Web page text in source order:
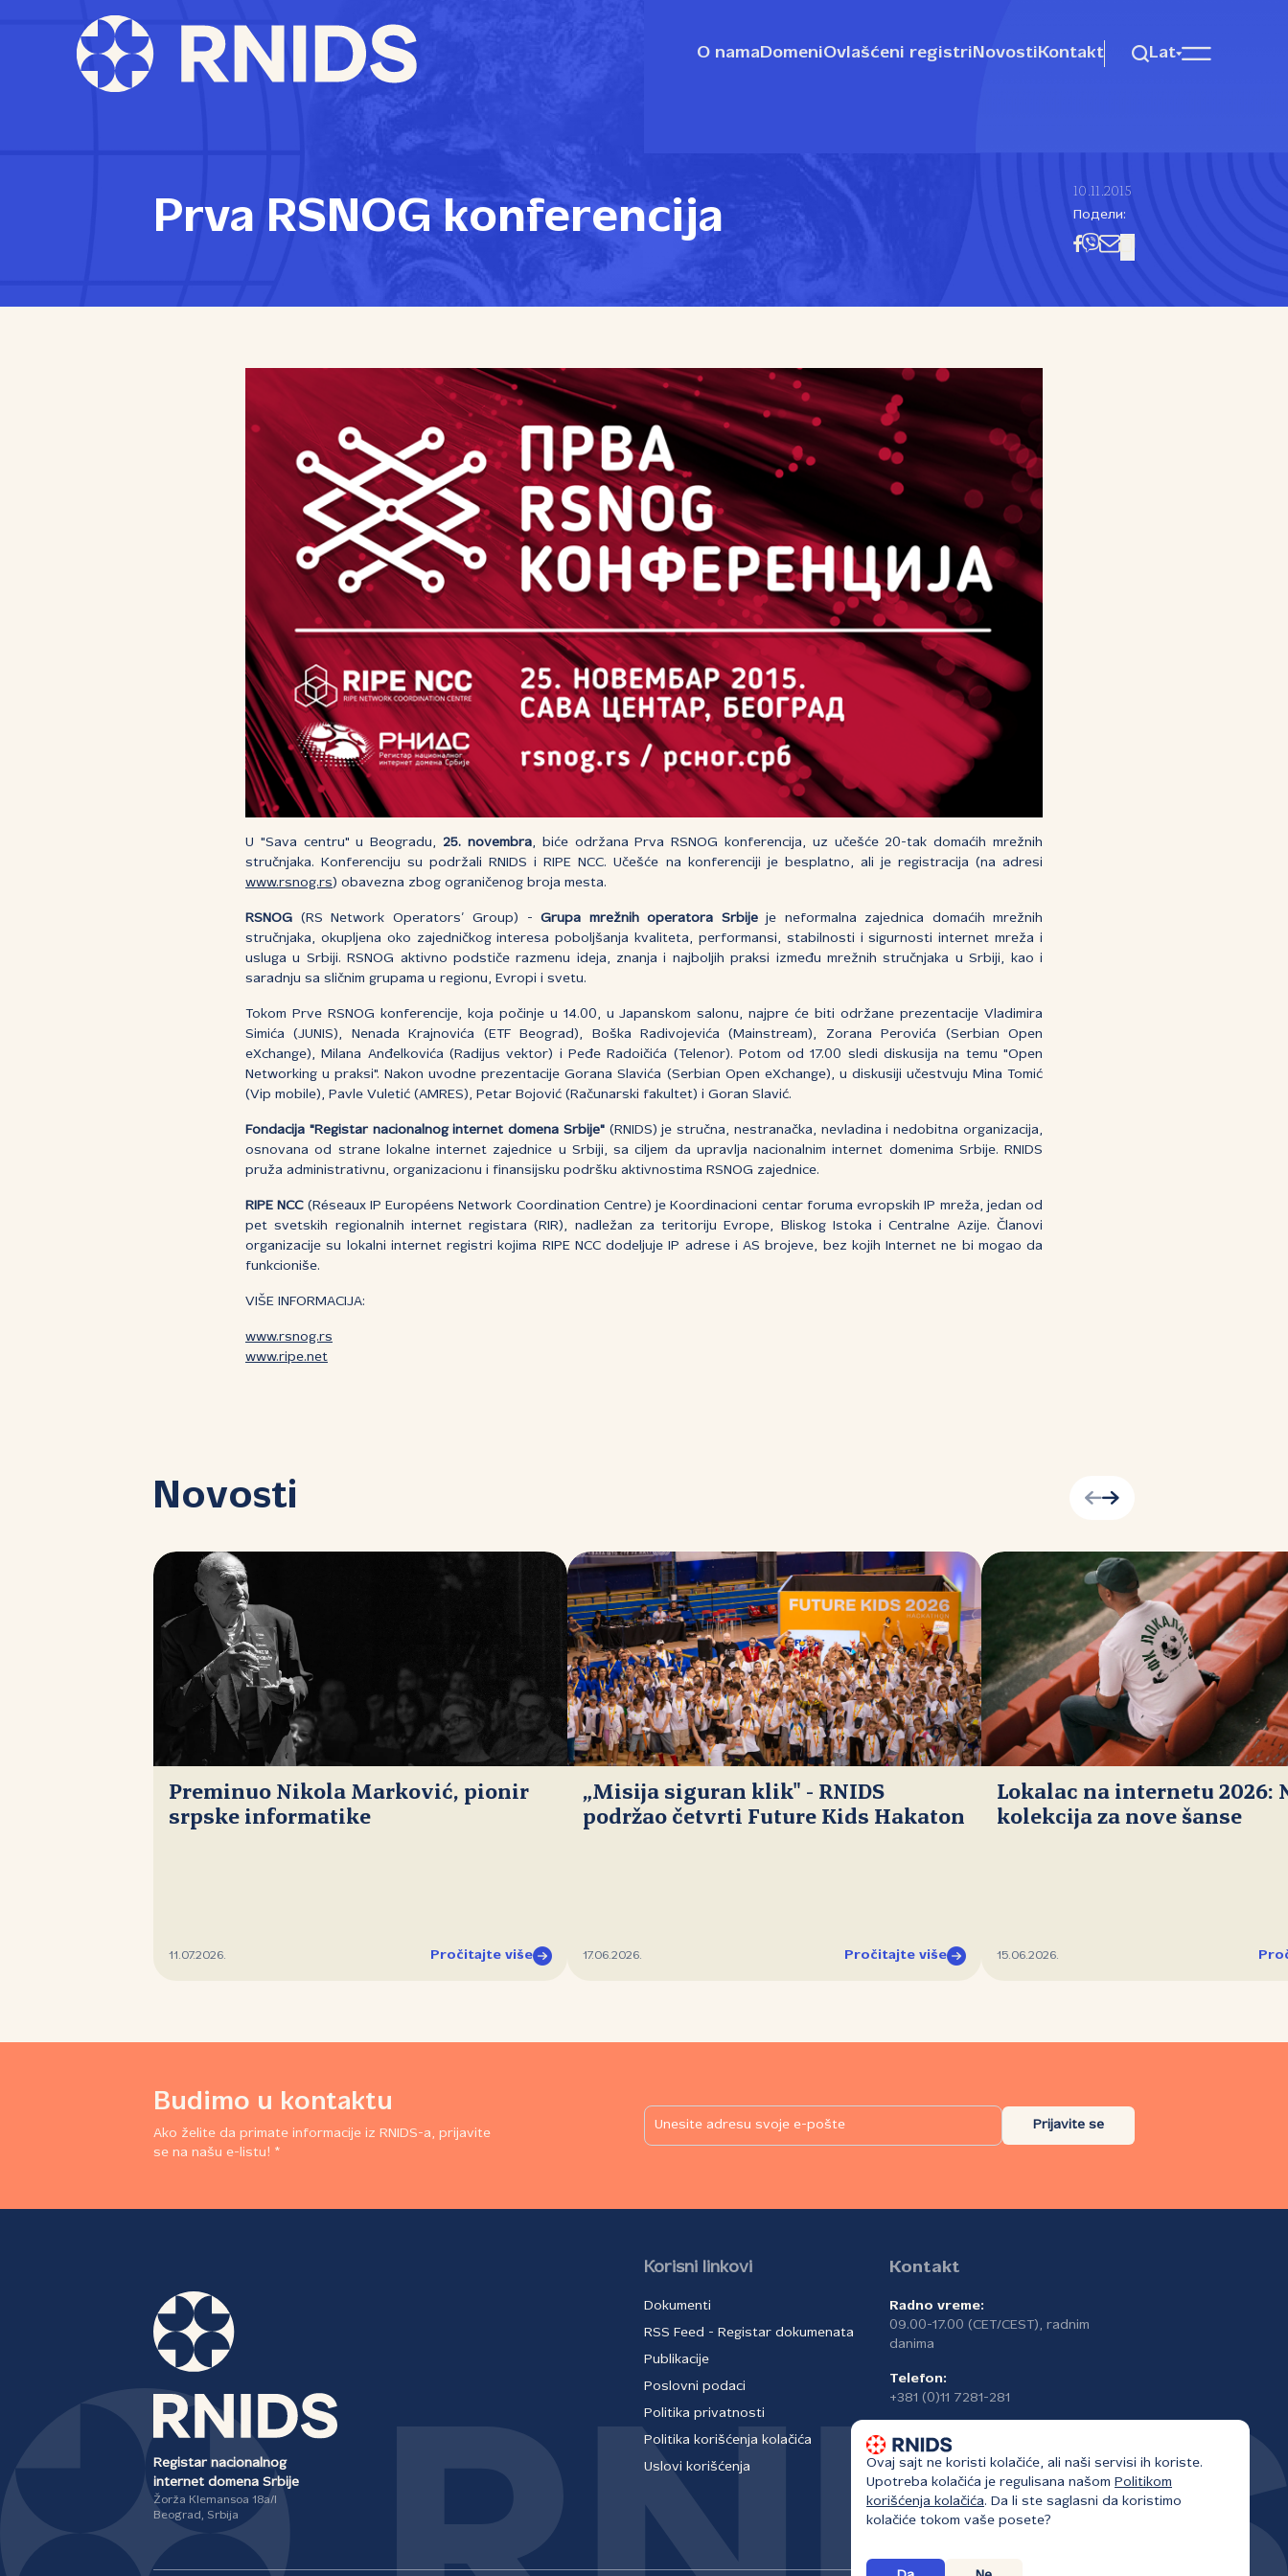
O nama DomeniOvlašćeni registri Novosti Kontakt Lat
Prva RSNOG konferencija
10.11.2015
Подели:
U "Sava centru" u Beogradu, 25. novembra, biće održana Prva RSNOG konferencija, uz učešće 20-tak domaćih mrežnih
stručnjaka. Konferenciju su podržali RNIDS i RIPE NCC. Učešće na konferenciji je besplatno, ali je registracija (na adresi
www.rsnog.rs) obavezna zbog ograničenog broja mesta.
RSNOG (RS Network Operators’ Group) - Grupa mrežnih operatora Srbijeje neformalna zajednica domaćih mrežnih
stručnjaka, okupljena oko zajedničkog interesa poboljšanja kvaliteta, performansi, stabilnosti i sigurnosti internet mreža i
usluga u Srbiji. RSNOG aktivno podstiče razmenu ideja, znanja i najboljih praksi između mrežnih stručnjaka u Srbiji, kao i
saradnju sa sličnim grupama u regionu, Evropi i svetu.
Tokom Prve RSNOG konferencije, koja počinje u 14.00, u Japanskom salonu, najpre će biti održane prezentacije Vladimira
Simića (JUNIS), Nenada Krajnovića (ETF Beograd), Boška Radivojevića (Mainstream), Zorana Perovića (Serbian Open
eXchange), Milana Anđelkovića (Radijus vektor) i Peđe Radoičića (Telenor). Potom od 17.00 sledi diskusija na temu "Open
Networking u praksi". Nakon uvodne prezentacije Gorana Slavića (Serbian Open eXchange), u diskusiji učestvuju Mina Tomić
(Vip mobile), Pavle Vuletić (AMRES), Petar Bojović (Računarski fakultet) i Goran Slavić.
Fondacija "Registar nacionalnog internet domena Srbije"(RNIDS) je stručna, nestranačka, nevladina i nedobitna organizacija,
osnovana od strane lokalne internet zajednice u Srbiji, sa ciljem da upravlja nacionalnim internet domenima Srbije. RNIDS
pruža administrativnu, organizacionu i finansijsku podršku aktivnostima RSNOG zajednice.
RIPE NCC(Réseaux IP Européens Network Coordination Centre) je Koordinacioni centar foruma evropskih IP mreža, jedan od
pet svetskih regionalnih internet registara (RIR), nadležan za teritoriju Evrope, Bliskog Istoka i Centralne Azije. Članovi
organizacije su lokalni internet registri kojima RIPE NCC dodeljuje IP adrese i AS brojeve, bez kojih Internet ne bi mogao da
funkcioniše.
VIŠE INFORMACIJA:
www.rsnog.rs
www.ripe.net
Novosti
Preminuo Nikola Marković, pionir
srpske informatike
11.07.2026. Pročitajte više
„Misija siguran klik" - RNIDS
podržao četvrti Future Kids Hakaton
17.06.2026. Pročitajte više
Lokalac na internetu 2026:
kolekcija za nove šanse
15.06.2026.
Budimo u kontaktu
Ako želite da primate informacije iz RNIDS-a, prijavite
se na našu e-listu! *
Prijavite se
Registar nacionalnog
internet domena Srbije
Žorža Klemansoa 18a/I
Beograd, Srbija
Korisni linkovi
Dokumenti
RSS Feed - Registar dokumenata
Publikacije
Poslovni podaci
Politika privatnosti
Politika korišćenja kolačića
Uslovi korišćenja
Kontakt
Radno vreme:
09.00-17.00 (CET/CEST), radnim
danima
Telefon:
+381 (0)11 7281-281
Ovaj sajt ne koristi kolačiće, ali naši servisi ih koriste.
Upotreba kolačića je regulisana našom Politikom
korišćenja kolačića. Da li ste saglasni da koristimo
kolačiće tokom vaše posete?